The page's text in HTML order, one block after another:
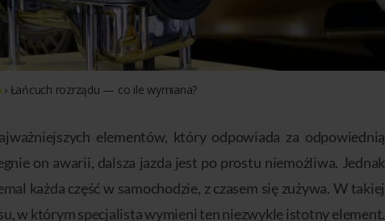
›Łańcuch rozrządu — co ile wymiana?
elementów, który odpowiada za odpowiednią
on awarii, dalsza jazda jest po prostu niemożliwa. Jednak
każda część w samochodzie, z czasem się zużywa. W takiej
w którym specjalista wymieni ten niezwykle istotny element.